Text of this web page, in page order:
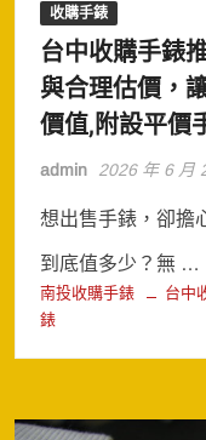
收購手錶
台中收購手錶
與合理估價，
價值,附設平價
admin 2026 年 6 月
想出售手錶，卻擔
到底值多少？無 …
南投收購手錶 台中
錶